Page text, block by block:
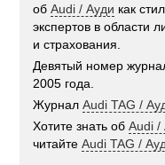
обAudi / Ауди как
экспертов в области
и страхования.
Девятый номер
2005 года.
ЖурналAudi TAG /
Хотите знать обAudi /
читайтеAudi TAG /